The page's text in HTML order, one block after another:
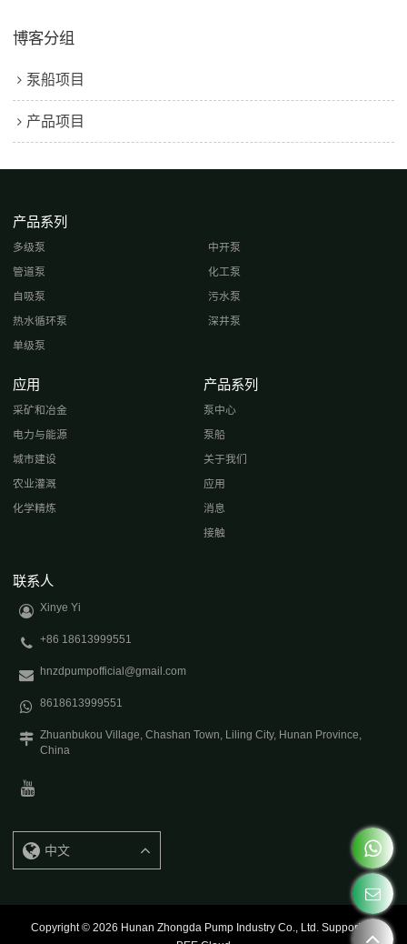
博客分组
泵船项目
产品项目
产品系列
多级泵
中开泵
管道泵
化工泵
自吸泵
污水泵
热水循环泵
深井泵
单级泵
应用
采矿和冶金
电力与能源
城市建设
农业灌溉
化学精炼
产品系列
泵中心
泵船
关于我们
应用
消息
接触
联系人
Xinye Yi
+86 18613999551
hnzdpumpofficial@gmail.com
8618613999551
Zhuanbukou Village, Chashan Town, Liling City, Hunan Province,
China
中文
Copyright © 2026 Hunan Zhongda Pump Industry Co., Ltd. Support By